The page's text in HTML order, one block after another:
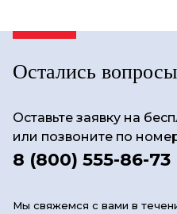
Остались
Оставьте заявку на
или позвоните по
8 (800) 555-86-73
Мы свяжемся с вами в